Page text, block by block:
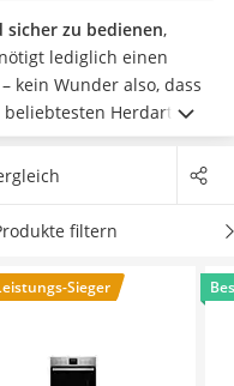
zu bedienen,
lediglich einen
kein Wunder also, dass
Herdarten
und Vergleichstabelle
frei in der Küche
. Überzeugt hat uns hier
filtern
Sieger